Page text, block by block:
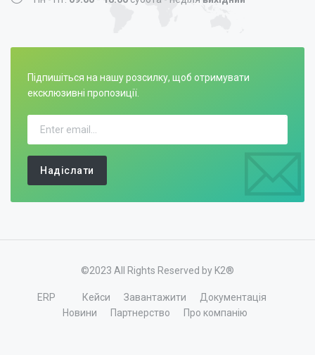
Підпишіться на нашу розсилку, щоб отримувати
ексклюзивні пропозиції.
Надіслати
©2023 All Rights Reserved by K2®
ERP Кейси Завантажити
Документація
Новини
Партнерство Про компанію